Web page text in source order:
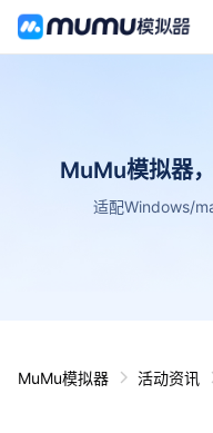
MuMu模拟器
适配Windows/
MuMu模拟器 活动资讯